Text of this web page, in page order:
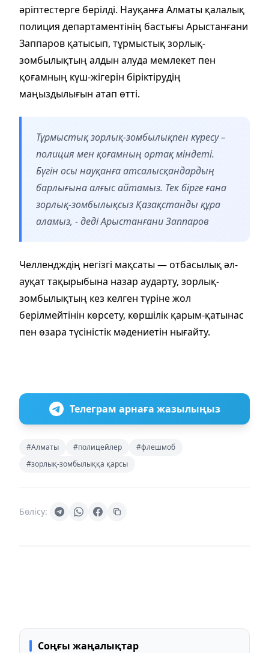
әріптестерге берілді. Науқанға Алматы қалалық
полиция департаментінің бастығы Арыстанғани
Заппаров қатысып, тұрмыстық зорлық-
зомбылықтың алдын алуда мемлекет пен
қоғамның күш-жігерін біріктірудің
маңыздылығын атап өтті.
Тұрмыстық зорлық-зомбылықпен күресу –
полиция мен қоғамның ортақ міндеті.
Бүгін осы науқанға атсалысқандардың
барлығына алғыс айтамыз. Тек бірге ғана
зорлық-зомбылықсыз Қазақстанды құра
аламыз, - деді Арыстанғани Заппаров
Челлендждің негізгі мақсаты — отбасылық әл-
ауқат тақырыбына назар аударту, зорлық-
зомбылықтың кез келген түріне жол
берілмейтінін көрсету, көршілік қарым-қатынас
пен өзара түсіністік мәдениетін нығайту.
Телеграм арнаға жазылыңыз
#Алматы #полицейлер
#флешмоб
#зорлық-зомбылыққа қарсы
Бөлісу:
Соңғы жаңалықтар